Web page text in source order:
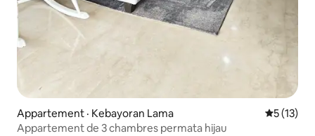
Appartement · Kebayoran Lama Note
5 (13)
Appartement de 3 chambres permata hijau